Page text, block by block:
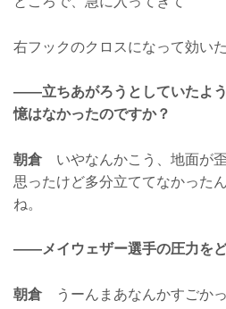
右フックのクロスになって効い
——立ちあがろうとしていたよ
憶はなかったのですか？
朝倉いやなんかこう、地面が歪
思ったけど多分立ててなかった
ね。
——メイウェザー選手の圧力を
朝倉うーんまあなんかすごかっ